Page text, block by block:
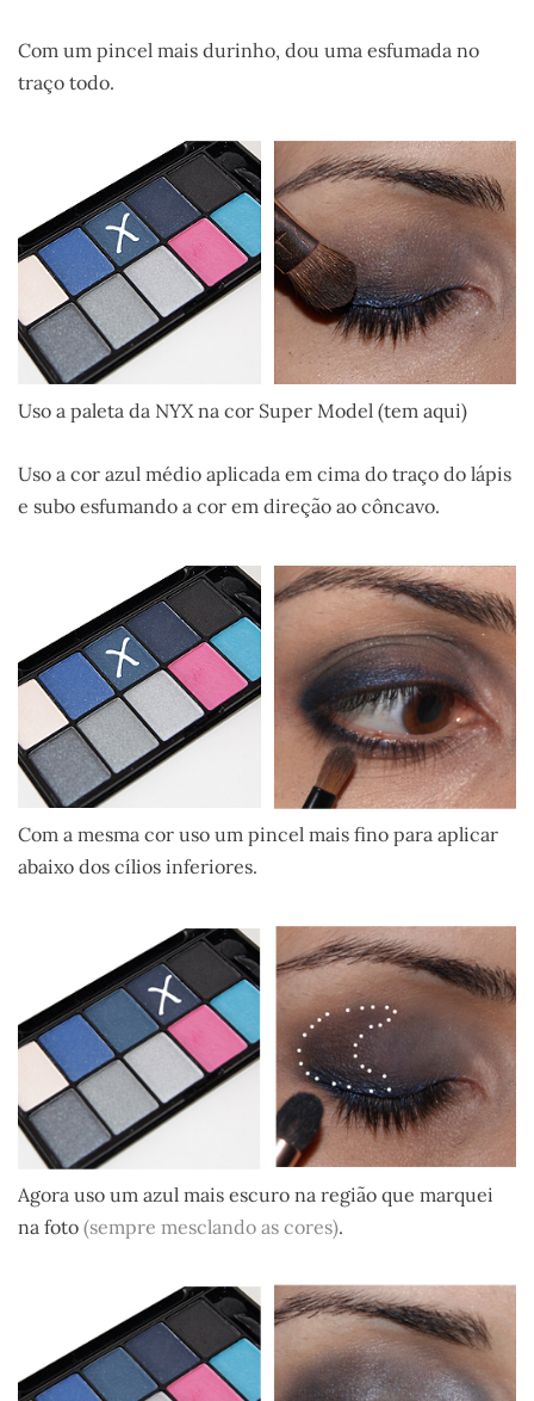
Com um pincel mais durinho, dou uma esfumada no
traço todo.
Uso a paleta da NYX na cor Super Model (tem aqui)
Uso a cor azul médio aplicada em cima do traço do lápis
e subo esfumando a cor em direção ao côncavo.
Com a mesma cor uso um pincel mais fino para aplicar
abaixo dos cílios inferiores.
Agora uso um azul mais escuro na região que marquei
na foto (sempre mesclando as cores).